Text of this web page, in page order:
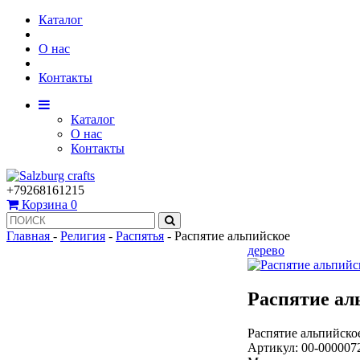
Каталог
О нас
Контакты
Каталог
О нас
Контакты
+79268161215
Корзина 0
Главная - Религия - Распятья - Распятие альпийское
дерево
Распятие
Распятие
Артикул: 00-